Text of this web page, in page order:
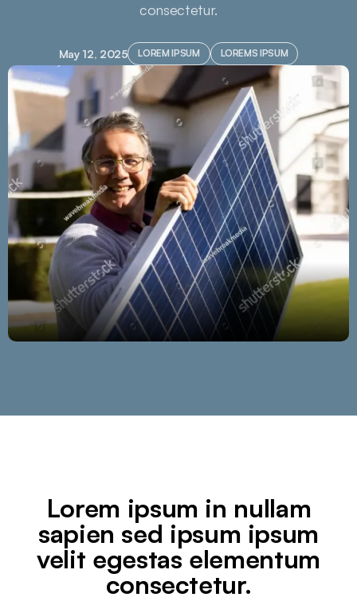
consectetur.
May 12, 2025 LOREM IPSUM LOREMS IPSUM
Lorem ipsum in nullam
sapien sed ipsum ipsum
velit egestas elementum
consectetur.